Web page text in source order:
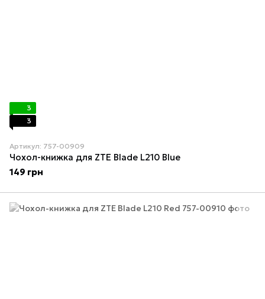
3
3
Артикул: 757-00909
Чохол-книжка для ZTE Blade L210 Blue
149 грн